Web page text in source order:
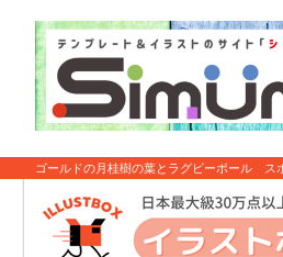
ゴールドの月桂樹の葉とラグビーボール ス